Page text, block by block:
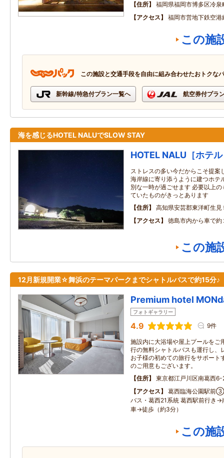
住所
福岡県福岡市博多区冷泉
アクセス
福岡市営地下鉄空
この施
この施設と交通手段を自由に組み合わせたおトクな
新幹線/特急付プラン一覧へ 航空券付プラ
海を感じるHOTEL NALUでSLOW STAY
HOTEL NALU［ホテ
ストレスの多い今だからこそ提案
海岸線に寄り添うように建つホテ
別な一時が過ごせます 必要以上
ていたものがきっとあります
住所
高知県安芸郡東洋町生見
アクセス
徳島市内から車で
この施
12月新規開業☆舞浜のテーマパークまでシャトルバスで約15分♪
Premium hotel
フォトギャラリー
4.9 9件
施設内に大浴場や屋上プールをご
行の無料シャトルバスも運行し、
お子様の初めての旅行をサポート
のご用意もございます。
住所
東京都江戸川区南葛西
アクセス
葛西臨海公園駅前
バス・葛西21系統 葛西駅前行き→
車→徒歩（約3分）
この施